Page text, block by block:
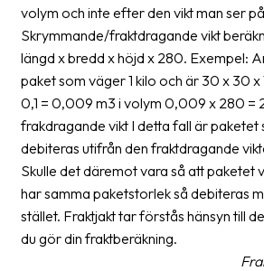
Packing
Shipping
documents
Printer
settings
Customs
declarations
Delivery
terms
volym och inte efter den vikt man ser
Skrymmande/fraktdragande vikt
längd x bredd x höjd x 280. Exempel:
paket som väger 1 kilo och är 30 x 30
0,1 = 0,009 m3 i volym 0,009 x 280 =
frakdragande vikt I detta fall är paketet
debiteras utifrån den fraktdragande
Skulle det däremot vara så att paketet
har samma paketstorlek så debiteras
stället. Fraktjakt tar förstås hänsyn till
du gör din fraktberäkning.